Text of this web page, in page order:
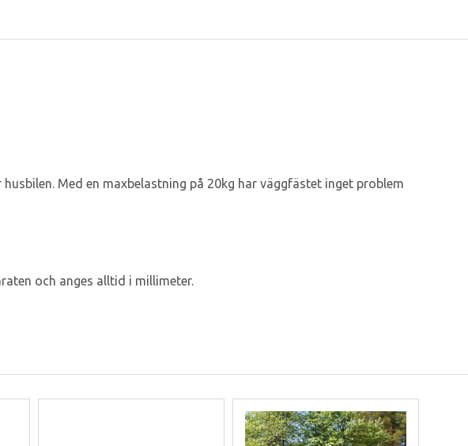
Med en maxbelastning på 20kg har väggfästet inget problem
och anges alltid i millimeter.